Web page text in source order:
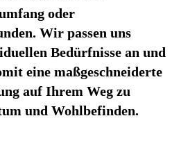
oder
Wir passen uns
Bedürfnisse an und
eine maßgeschneiderte
auf Ihrem Weg zu
und Wohlbefinden.